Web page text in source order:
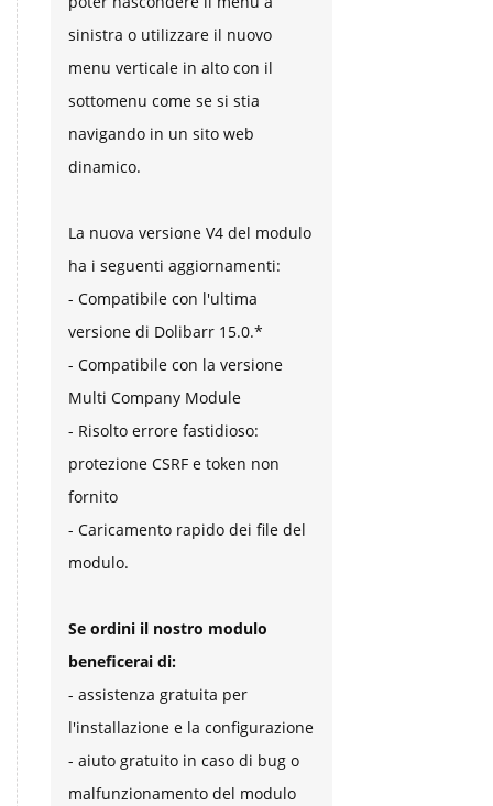
sinistra o utilizzare il nuovo
menu verticale in alto con il
sottomenu come se si stia
navigando in un sito web
dinamico.
La nuova versione V4 del modulo
ha i seguenti aggiornamenti:
- Compatibile con l'ultima
versione di Dolibarr 15.0.*
- Compatibile con la versione
Multi Company Module
- Risolto errore fastidioso:
protezione CSRF e token non
fornito
- Caricamento rapido dei file del
modulo.
Se ordini il nostro modulo
beneficerai di:
- assistenza gratuita per
l'installazione e la configurazione
- aiuto gratuito in caso di bug o
malfunzionamento del modulo